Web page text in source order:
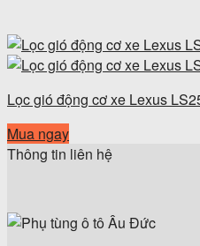
Lọc gió động cơ xe Lexus
Mua ngay
Thông tin liên hệ